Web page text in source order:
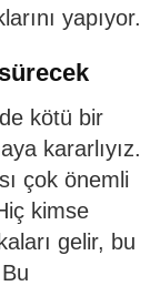
yapıyor.
kötü bir
kararlıyız.
çok önemli
kimse
gelir, bu